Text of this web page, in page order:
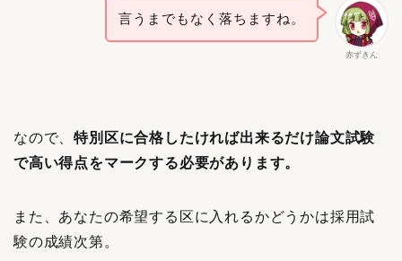
赤ずきん
言うまでもなく落ちますね。
なので、特別区に合格したければ出来るだけ論文試験
で高い得点をマークする必要があります。
また、あなたの希望する区に入れるかどうかは採用試
験の成績次第。